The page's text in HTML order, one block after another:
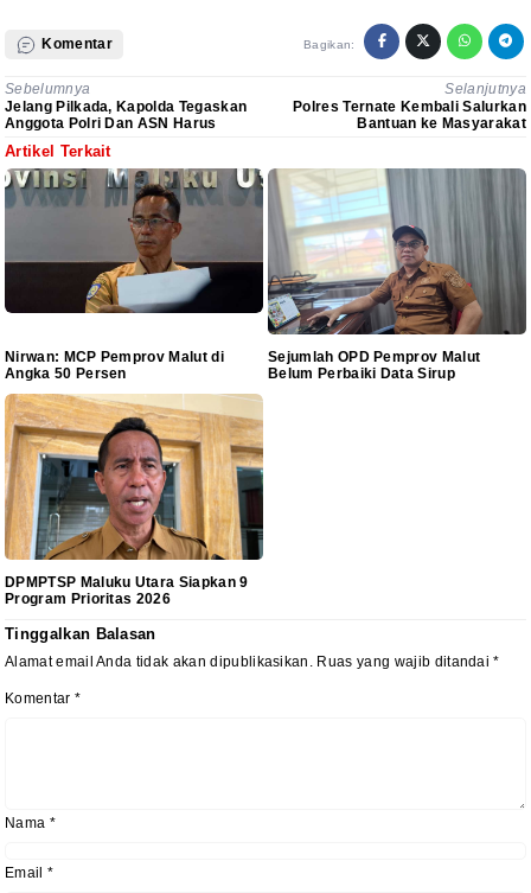
Komentar Bagikan:
Sebelumnya
Jelang Pilkada, Kapolda Tegaskan
Anggota Polri Dan ASN Harus
Selanjutnya
Polres Ternate Kembali Salurkan
Bantuan ke Masyarakat
Artikel Terkait
Nirwan: MCP Pemprov Malut di
Angka 50 Persen
Sejumlah OPD Pemprov Malut
Belum Perbaiki Data Sirup
DPMPTSP Maluku Utara Siapkan 9
Program Prioritas 2026
Tinggalkan Balasan
Alamat email Anda tidak akan dipublikasikan. Ruas yang wajib ditandai*
Komentar *
Nama *
Email *